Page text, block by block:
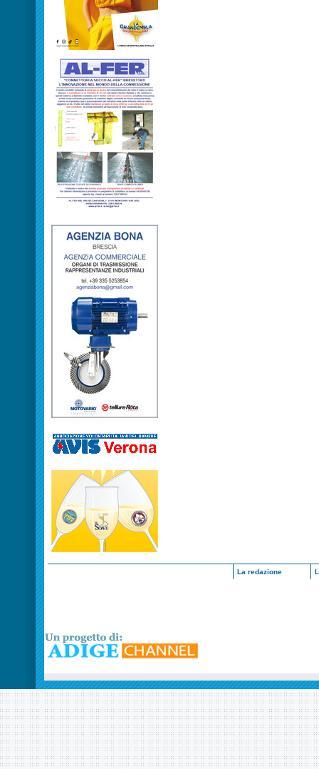
La redazione